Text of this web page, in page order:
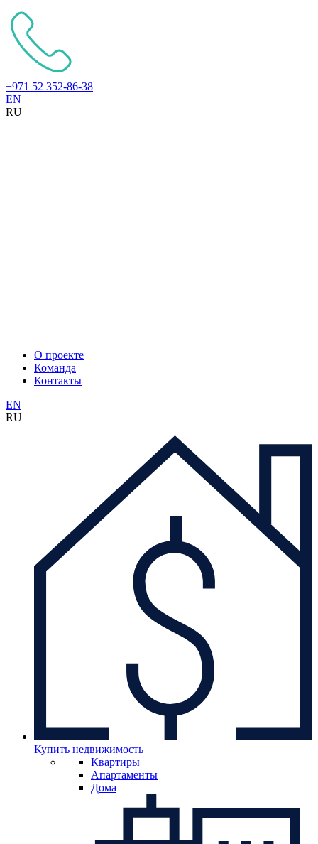
+971 52 352-86-38
EN
RU
О проекте
Команда
Контакты
EN
RU
Купить недвижимость
Квартиры
Апартаменты
Дома